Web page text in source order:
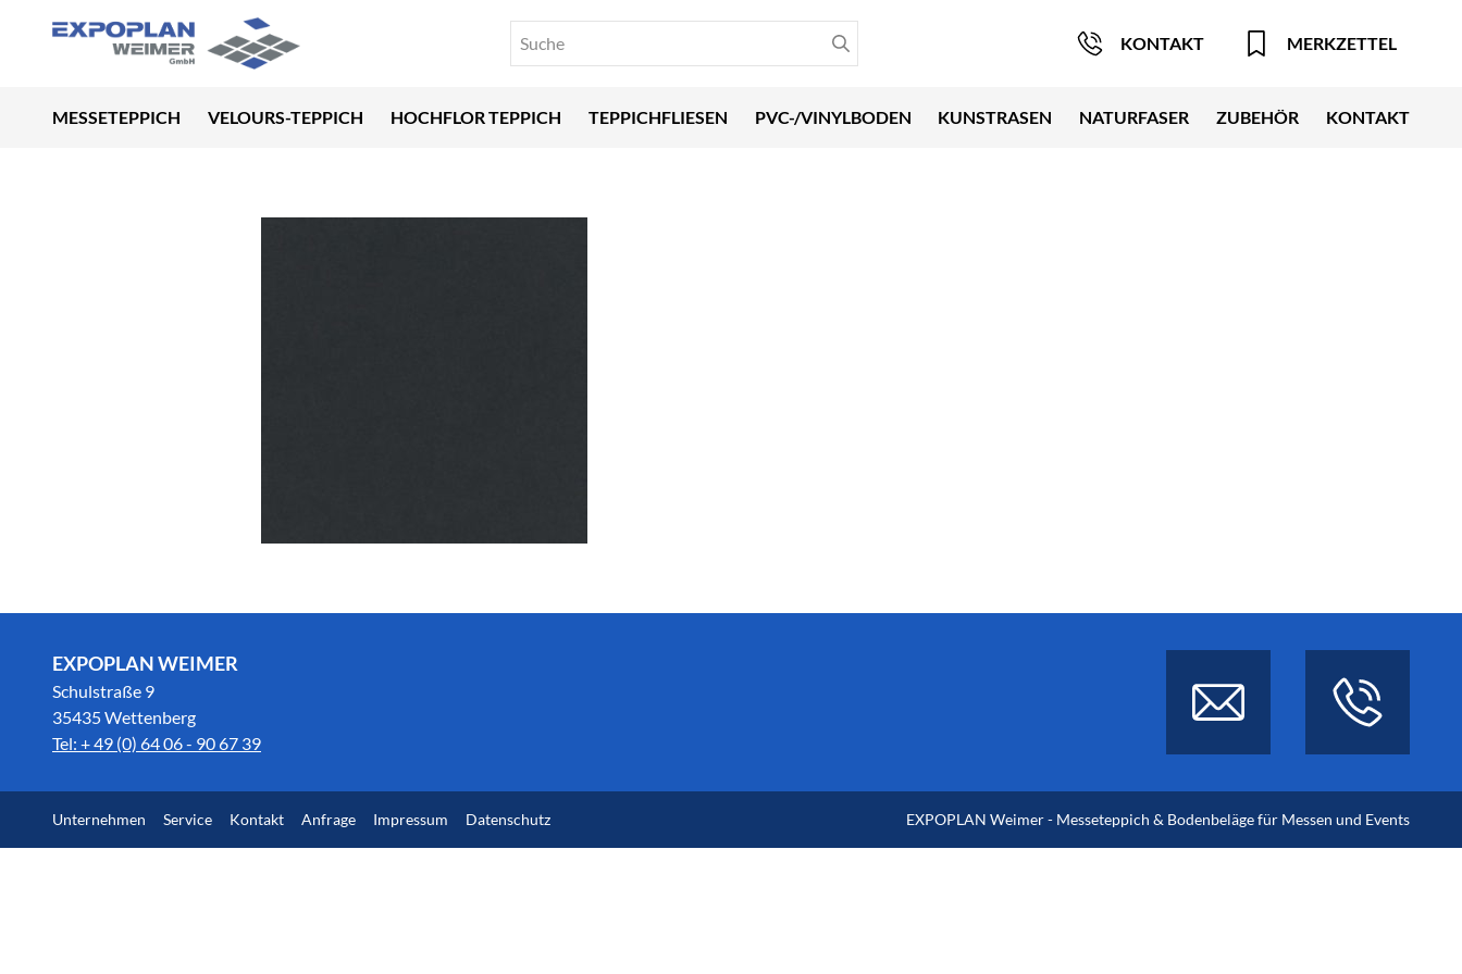
KONTAKT MERKZETTEL
MESSETEPPICH VELOURS-TEPPICH HOCHFLOR TEPPICH TEPPICHFLIESEN PVC-/VINYLBODEN KUNSTRASEN NATURFASER ZUBEHÖR KONTAKT
EXPOPLAN WEIMER
Schulstraße 9
35435 Wettenberg
Tel: + 49 (0) 64 06 - 90 67 39
Unternehmen Service Kontakt Anfrage Impressum Datenschutz EXPOPLAN Weimer - Messeteppich & Bodenbeläge für Messen und Events